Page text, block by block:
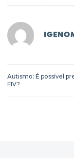
Autismo: É possível
FIV?